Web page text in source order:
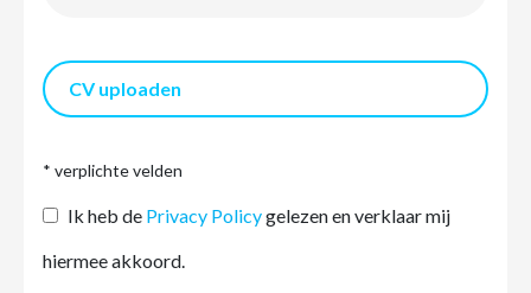
CV uploaden
* verplichte velden
Ik heb de Privacy Policygelezen en verklaar mij
hiermee akkoord.